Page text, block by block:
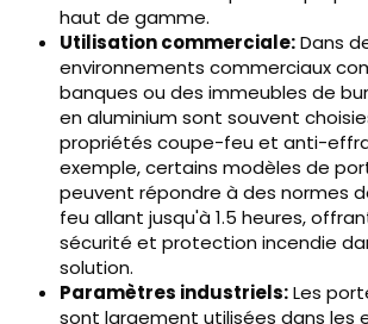
haut de gamme.
Utilisation commerciale:Dans
environnements commerciaux
banques ou des immeubles de
en aluminium sont souvent
propriétés coupe-feu et anti-
exemple, certains modèles de
peuvent répondre à des normes
feu allant jusqu'à 1.5 heures,
sécurité et protection incendie
solution.
Paramètres industriels:Les
sont largement utilisées dans les